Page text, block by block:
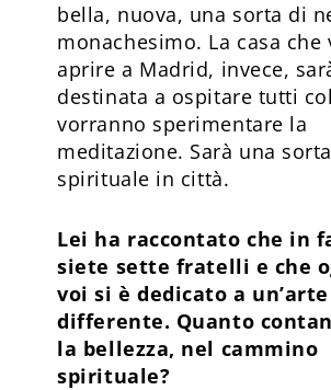
bella, nuova, una sorta di
monachesimo. La casa che
aprire a Madrid, invece,
destinata a ospitare tutti
vorranno sperimentare la
meditazione. Sarà una
spirituale in città.
Lei ha raccontato che in
siete sette fratelli e che
voi si è dedicato a un’arte
differente. Quanto
la bellezza, nel cammino
spirituale?